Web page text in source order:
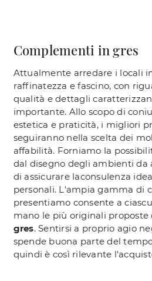
Complementi in gres
Attualmente arredare i locali
raffinatezza e fascino, con
qualità e dettagli
importante. Allo scopo di
estetica e praticità, i migliori
seguiranno nella scelta dei
affabilità. Forniamo la
dal disegno degli ambienti da
di assicurare laconsulenza
personali. L'ampia gamma di
presentiamo consente a
mano le più originali proposte
gres. Sentirsi a proprio agio
spende buona parte del
quindi è così rilevante